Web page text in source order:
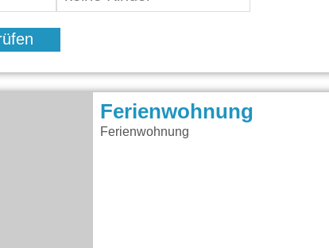
Ferienwohnung
Ferienwohnung